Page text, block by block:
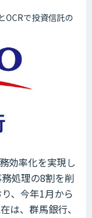
OCRで投資信託の
効率化を実現し
処理の8割を削
、今年1月から
は、群馬銀行、